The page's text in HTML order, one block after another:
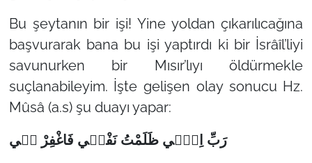
Bu şeytanın bir işi! Yine yoldan çıkarılıcağına
başvurarak bana bu işi yaptırdı ki bir İsrâîl’liyi
savunurken bir Mısır’lıyı öldürmekle
suçlanabileyim. İşte gelişen olay sonucu Hz.
Mûsâ (a.s) şu duayı yapar:
رَبِّ اِنّ۪ي ظَلَمْتُ نَفْس۪ي فَاغْفِرْ ل۪ي